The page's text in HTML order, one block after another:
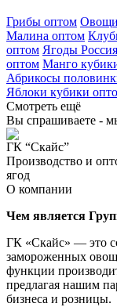
Грибы оптом
Малина оптом
оптом Ягоды
оптом Манго
Абрикосы
Яблоки кубики
Смотреть ещё
Вы спрашиваете -
ГК “Скайс”
Производство и
ягод
О компании
Чем является
ГК «Скайс» — это
замороженных
функции
предлагая нашим
бизнеса и розницы.